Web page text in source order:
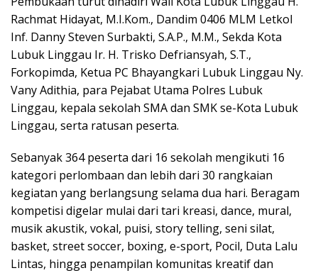
Rachmat Hidayat, M.I.Kom., Dandim 0406 MLM Letkol
Inf. Danny Steven Surbakti, S.A.P., M.M., Sekda Kota
Lubuk Linggau Ir. H. Trisko Defriansyah, S.T.,
Forkopimda, Ketua PC Bhayangkari Lubuk Linggau Ny.
Vany Adithia, para Pejabat Utama Polres Lubuk
Linggau, kepala sekolah SMA dan SMK se-Kota Lubuk
Linggau, serta ratusan peserta.
Sebanyak 364 peserta dari 16 sekolah mengikuti 16
kategori perlombaan dan lebih dari 30 rangkaian
kegiatan yang berlangsung selama dua hari. Beragam
kompetisi digelar mulai dari tari kreasi, dance, mural,
musik akustik, vokal, puisi, story telling, seni silat,
basket, street soccer, boxing, e-sport, Pocil, Duta Lalu
Lintas, hingga penampilan komunitas kreatif dan